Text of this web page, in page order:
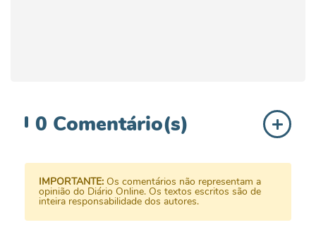
0 Comentário(s)
IMPORTANTE: Os comentários não representam a
opinião do Diário Online. Os textos escritos são de
inteira responsabilidade dos autores.